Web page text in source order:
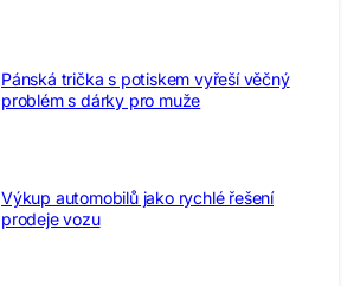
Pánská trička s potiskem vyřeší věčný
problém s dárky pro muže
Výkup automobilů jako rychlé řešení
prodeje vozu